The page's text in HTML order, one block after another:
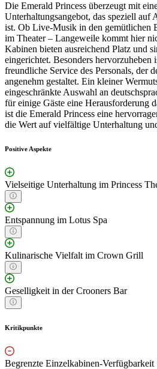
Die Emerald Princess überzeugt mit
Unterhaltungsangebot, das speziell auf
ist. Ob Live-Musik in den gemütlichen
im Theater – Langeweile kommt hier
Kabinen bieten ausreichend Platz und
eingerichtet. Besonders hervorzuheben
freundliche Service des Personals, der
angenehm gestaltet. Ein kleiner
eingeschränkte Auswahl an
für einige Gäste eine Herausforderung
ist die Emerald Princess eine
die Wert auf vielfältige Unterhaltung
Positive Aspekte
Vielseitige Unterhaltung im Princess
Entspannung im Lotus Spa
Kulinarische Vielfalt im Crown Grill
Geselligkeit in der Crooners Bar
Kritikpunkte
Begrenzte Einzelkabinen-Verfügbarkeit